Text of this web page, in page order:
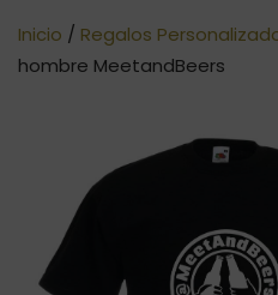
Inicio / Regalos
hombre MeetandBeers